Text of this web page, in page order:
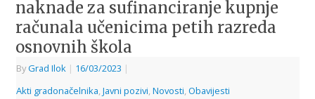
naknade za sufinanciranje kupnje
računala učenicima petih razreda
osnovnih škola
ByGrad Ilok | 16/03/2023 |
Akti gradonačelnika, Javni pozivi, Novosti, Obavijesti